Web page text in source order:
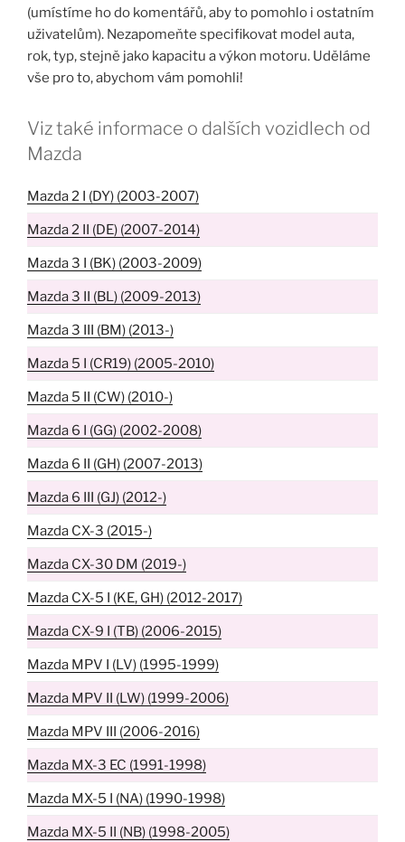
(umístíme ho do komentářů, aby to pomohlo i ostatním
uživatelům). Nezapomeňte specifikovat model auta,
rok, typ, stejně jako kapacitu a výkon motoru. Uděláme
vše pro to, abychom vám pomohli!
Viz také informace o dalších vozidlech od
Mazda
Mazda 2 I (DY) (2003-2007)
Mazda 2 II (DE) (2007-2014)
Mazda 3 I (BK) (2003-2009)
Mazda 3 II (BL) (2009-2013)
Mazda 3 III (BM) (2013-)
Mazda 5 I (CR19) (2005-2010)
Mazda 5 II (CW) (2010-)
Mazda 6 I (GG) (2002-2008)
Mazda 6 II (GH) (2007-2013)
Mazda 6 III (GJ) (2012-)
Mazda CX-3 (2015-)
Mazda CX-30 DM (2019-)
Mazda CX-5 I (KE, GH) (2012-2017)
Mazda CX-9 I (TB) (2006-2015)
Mazda MPV I (LV) (1995-1999)
Mazda MPV II (LW) (1999-2006)
Mazda MPV III (2006-2016)
Mazda MX-3 EC (1991-1998)
Mazda MX-5 I (NA) (1990-1998)
Mazda MX-5 II (NB) (1998-2005)